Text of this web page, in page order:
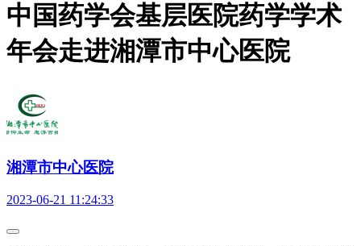
中国药学会基层医院药学学术
年会走进湘潭市中心医院
湘潭市中心医院
2023-06-21 11:24:33